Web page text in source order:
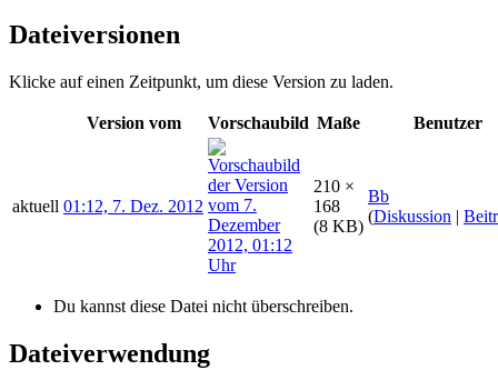
Dateiversionen
Klicke auf einen Zeitpunkt, um diese Version zu laden.
Version vom Vorschaubild Maße Benutzer
aktuell 01:12, 7. Dez. 2012
210 ×
168
(8 KB)
Bb
(Diskussion |
Du kannst diese Datei nicht überschreiben.
Dateiverwendung